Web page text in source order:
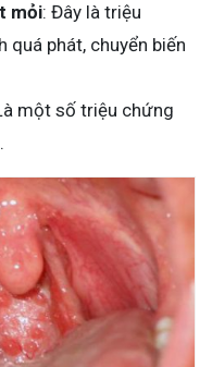
mỏi: Đây là triệu
quá phát, chuyển biến
một số triệu chứng